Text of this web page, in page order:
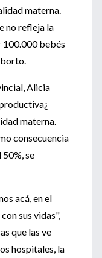
materna.
no refleja la
100.000 bebés
Alicia
materna.
consecuencia
se
acá, en el
sus vidas",
que las ve
hospitales, la